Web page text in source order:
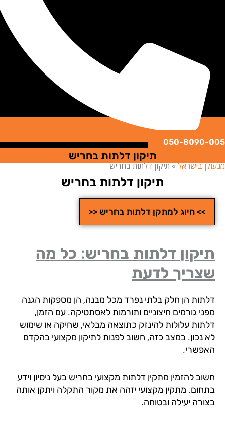
050-
תיקון דלתות בחריש
בישראל»תיקון דלתות בחריש
תיקון דלתות בחריש
>> חיוג למתקן דלתות בחריש <<
דלתות בחריש: כל מה
לדעת
הן חלק בלתי נפרד מכל מבנה, הן מספקות הגנה
גורמים חיצוניים ותורמות לאסתטיקה. עם הזמן,
עלולות להינזק כתוצאה מבלאי, שחיקה או שימוש
נכון. במצב כזה, חשוב לפנות לתיקון מקצועי בהקדם
להזמין מתקין דלתות מקצועי בחריש בעל ניסיון וידע
מתקין מקצועי יזהה את מקור התקלה ויתקן אותה
יעילה ובטוחה.